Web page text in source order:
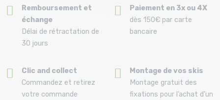
Remboursement et
échange
Délai de rétractation de
30 jours
Paiement en 3x ou 4X
dès 150€ par carte
bancaire
Clic and collect
Commandez et retirez
votre commande
Montage de vos skis
Montage gratuit des
fixations pour l’achat d'un